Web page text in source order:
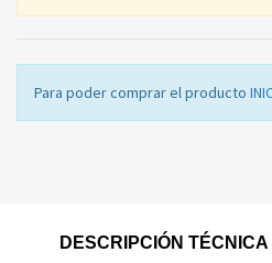
Para poder comprar el producto
DESCRIPCIÓN